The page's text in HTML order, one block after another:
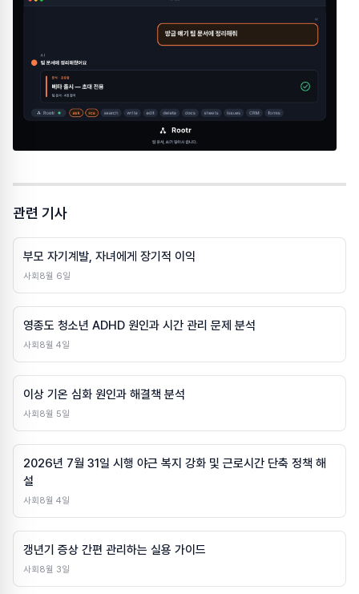
관련 기사
부모 자기계발, 자녀에게 장기적 이익
사회 8월 6일
영종도 청소년 ADHD 원인과 시간 관리 문제 분석
사회 8월 4일
이상 기온 심화 원인과 해결책 분석
사회 8월 5일
2026년 7월 31일 시행 야근 복지 강화 및 근로시간 단축 정책 해
설
사회 8월 4일
갱년기 증상 간편 관리하는 실용 가이드
사회 8월 3일